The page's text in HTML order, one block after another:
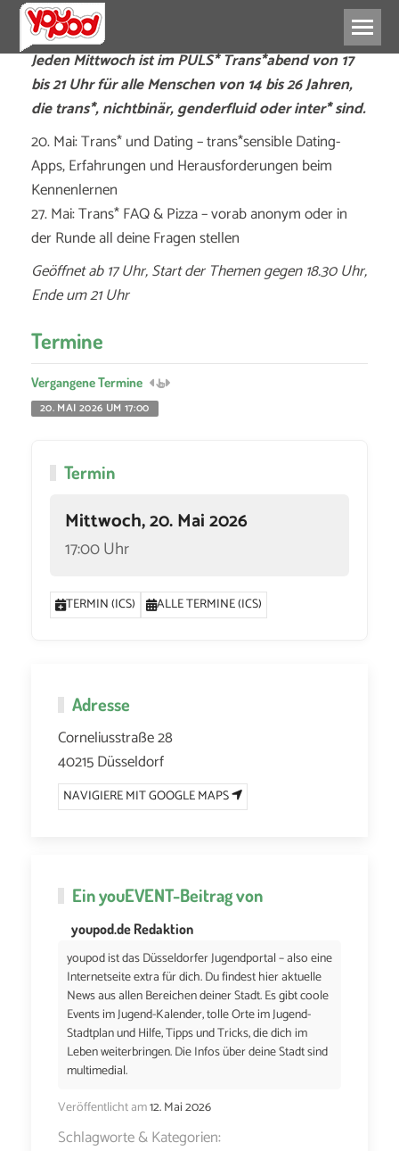
Jeden Mittwoch ist im PULS* Trans*abend von 17
bis 21 Uhr für alle Menschen von 14 bis 26 Jahren,
die trans*, nichtbinär, genderfluid oder inter* sind.
20. Mai: Trans* und Dating – trans*sensible Dating-
Apps, Erfahrungen und Herausforderungen beim
Kennenlernen
27. Mai: Trans* FAQ & Pizza – vorab anonym oder in
der Runde all deine Fragen stellen
Geöffnet ab 17 Uhr, Start der Themen gegen 18.30 Uhr,
Ende um 21 Uhr
Termine
Vergangene Termine
20. MAI 2026 UM 17:00
Termin
Mittwoch, 20. Mai 2026
17:00 Uhr
TERMIN (ICS) ALLE TERMINE (ICS)
Adresse
Corneliusstraße 28
40215 Düsseldorf
NAVIGIERE MIT GOOGLE MAPS
EinyouEVENT-Beitrag von
youpod.de Redaktion
youpod ist das Düsseldorfer Jugendportal – also eine
Internetseite extra für dich. Du findest hier aktuelle
News aus allen Bereichen deiner Stadt. Es gibt coole
Events im Jugend-Kalender, tolle Orte im Jugend-
Stadtplan und Hilfe, Tipps und Tricks, die dich im
Leben weiterbringen. Die Infos über deine Stadt sind
multimedial.
Veröffentlicht am12. Mai 2026
Schlagworte & Kategorien: